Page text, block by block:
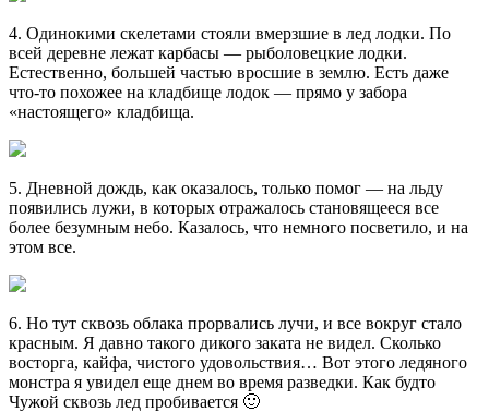
4. Одинокими скелетами стояли вмерзшие в лед лодки. По
всей деревне лежат карбасы — рыболовецкие лодки.
Естественно, большей частью вросшие в землю. Есть даже
что-то похожее на кладбище лодок — прямо у забора
«настоящего» кладбища.
5. Дневной дождь, как оказалось, только помог — на льду
появились лужи, в которых отражалось становящееся все
более безумным небо. Казалось, что немного посветило, и на
этом все.
6. Но тут сквозь облака прорвались лучи, и все вокруг стало
красным. Я давно такого дикого заката не видел. Сколько
восторга, кайфа, чистого удовольствия… Вот этого ледяного
монстра я увидел еще днем во время разведки. Как будто
Чужой сквозь лед пробивается 🙂